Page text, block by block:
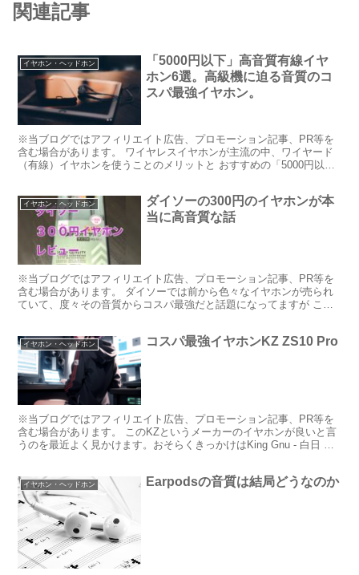
関連記事
イヤホン・ヘッドホン
「5000円以下」高音質有線イヤ
ホン6選。高級機に迫る音質のコ
スパ最強イヤホン。
※当ブログではアフィリエイト広告、プロモーション記事、PR等を
含む場合があります。 ワイヤレスイヤホンが主流の中、ワイヤード
（有線）イヤホンを使うことのメリットと おすすめの「5000円以
イヤホン・ヘッドホン
ダイソーの300円のイヤホンが本
当に高音質な話
※当ブログではアフィリエイト広告、プロモーション記事、PR等を
含む場合があります。 ダイソーでは前から色々なイヤホンが売られ
ていて、度々その音質からコスパ最強だと話題になってますが これ
イヤホン・ヘッドホン コスパ最強イヤホンKZ ZS10 Pro
※当ブログではアフィリエイト広告、プロモーション記事、PR等を
含む場合があります。 このKZというメーカーのイヤホンが良いと言
うのを最近よく見かけます。おそらくきっかけはKing Gnu - 白日 こ
イヤホン・ヘッドホン Earpodsの音質は結局どうなのか